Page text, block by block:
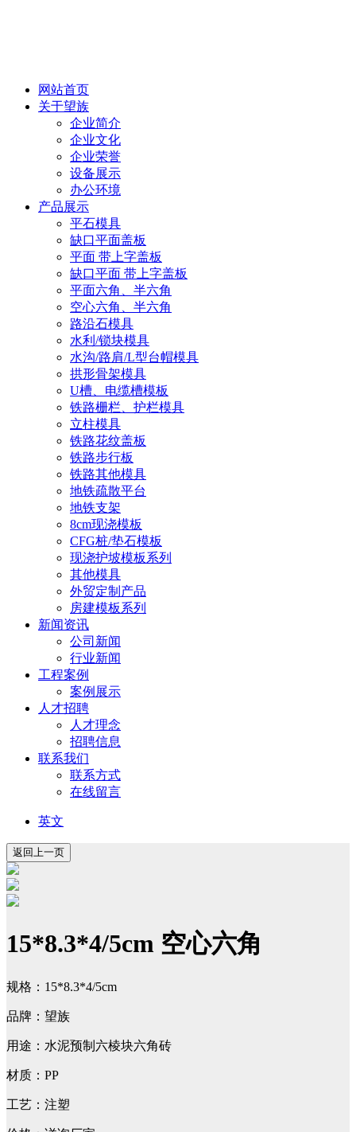
网站首页
关于望族
企业简介
企业文化
企业荣誉
设备展示
办公环境
产品展示
平石模具
缺口平面盖板
平面 带上字盖板
缺口平面 带上字盖板
平面六角、半六角
空心六角、半六角
路沿石模具
水利/锁块模具
水沟/路肩/L型台帽模具
拱形骨架模具
U槽、电缆槽模板
铁路栅栏、护栏模具
立柱模具
铁路花纹盖板
铁路步行板
铁路其他模具
地铁疏散平台
地铁支架
8cm现浇模板
CFG桩/垫石模板
现浇护坡模板系列
其他模具
外贸定制产品
房建模板系列
新闻资讯
公司新闻
行业新闻
工程案例
案例展示
人才招聘
人才理念
招聘信息
联系我们
联系方式
在线留言
英文
15*8.3*4/5cm 空心六角
规格：15*8.3*4/5cm
品牌：望族
用途：水泥预制六棱块六角砖
材质：PP
工艺：注塑